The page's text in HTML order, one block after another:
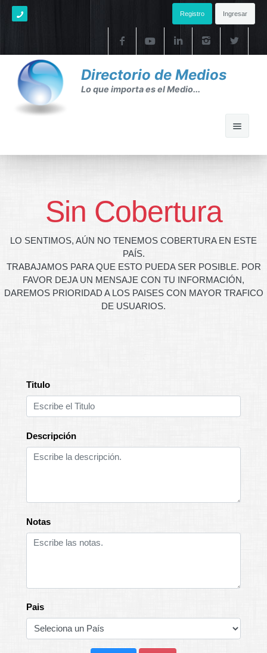
Registro Ingresar
Directorio de Medios
Lo que importa es el Medio...
Sin Cobertura
LO SENTIMOS, AÚN NO TENEMOS COBERTURA EN ESTE
PAÍS.
TRABAJAMOS PARA QUE ESTO PUEDA SER POSIBLE. POR
FAVOR DEJA UN MENSAJE CON TU INFORMACIÓN,
DAREMOS PRIORIDAD A LOS PAISES CON MAYOR TRAFICO
DE USUARIOS.
Titulo
Descripción
Notas
Pais